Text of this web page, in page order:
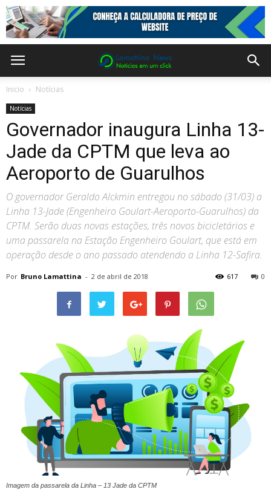
Inicio Notícias
Notícias
Governador inaugura Linha 13-
Jade da CPTM que leva ao
Aeroporto de Guarulhos
O governador Geraldo Alckmin entregou no sábado (31/03) a
Linha 13-Jade (Engenheiro Goulart-Aeroporto-Guarulhos) da
CPTM. Serão duas novas estações, três novos bicicletários e
uma passarela na Estação Engenheiro Goulart, que está em
operação desde o ano passado atendendo a Linha 12-Safira.
Por Bruno Lamattina - 2 de abril de 2018 0
617
Imagem da passarela da Linha – 13 Jade da CPTM